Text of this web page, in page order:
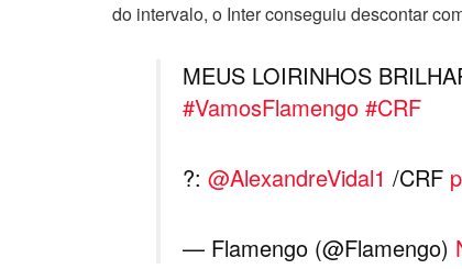
do intervalo, o Inter conseguiu descontar
MEUS LOIRINHOS
#VamosFlamengo #CRF
?: @AlexandreVidal1 /CRF
— Flamengo (@Flamengo)